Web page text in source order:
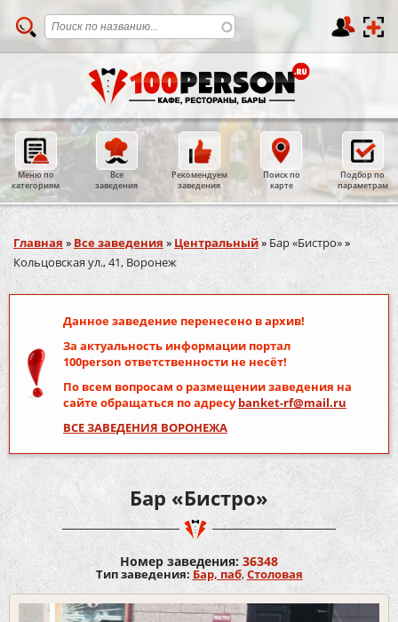
Меню по
категориям
Все
заведения
Рекомендуем
заведения
Поиск по
карте
Подбор по
параметрам
Вы здесь
Главная » Все заведения » Центральный» Бар «Бистро»»
Кольцовская ул., 41, Воронеж
Данное заведение перенесено в архив!
За актуальность информации портал
100person ответственности не несёт!
По всем вопросам о размещении заведения на
сайте обращаться по адресуbanket-rf@mail.ru
ВСЕ ЗАВЕДЕНИЯ ВОРОНЕЖА
Бар «Бистро»
Номер заведения: 36348
Тип заведения: Бар, паб,Столовая